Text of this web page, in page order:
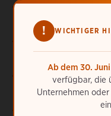
! WICHTIGER
Ab dem 30.
verfügbar, die
Unternehmen
Was sind NACS-,
eignen sie sich?
Welche
Ladeanschlüssen
Welche
gibt es?
Woher weiß ich, wie